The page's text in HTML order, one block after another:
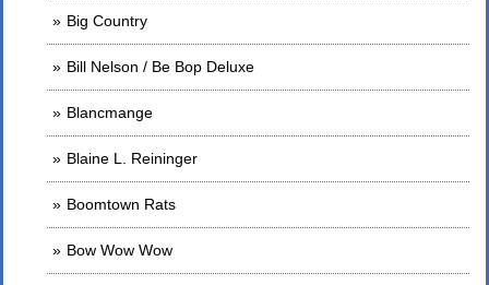
Big Country
Bill Nelson / Be Bop Deluxe
Blancmange
Blaine L. Reininger
Boomtown Rats
Bow Wow Wow